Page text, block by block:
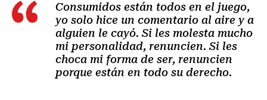
Consumidos están todos en el juego,
yo solo hice un comentario al aire y a
alguien le cayó. Si les molesta mucho
mi personalidad, renuncien. Si les
choca mi forma de ser, renuncien
porque están en todo su derecho.